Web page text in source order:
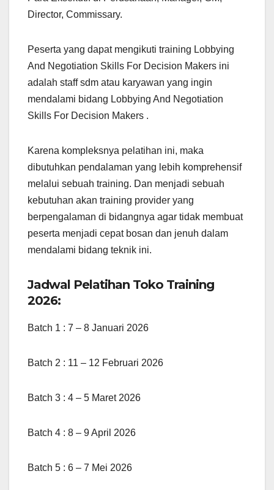
Director, Commissary.
Peserta yang dapat mengikuti training Lobbying
And Negotiation Skills For Decision Makers ini
adalah staff sdm atau karyawan yang ingin
mendalami bidang Lobbying And Negotiation
Skills For Decision Makers .
Karena kompleksnya pelatihan ini, maka
dibutuhkan pendalaman yang lebih komprehensif
melalui sebuah training. Dan menjadi sebuah
kebutuhan akan training provider yang
berpengalaman di bidangnya agar tidak membuat
peserta menjadi cepat bosan dan jenuh dalam
mendalami bidang teknik ini.
Jadwal Pelatihan Toko Training
2026:
Batch 1 : 7 – 8 Januari 2026
Batch 2 : 11 – 12 Februari 2026
Batch 3 : 4 – 5 Maret 2026
Batch 4 : 8 – 9 April 2026
Batch 5 : 6 – 7 Mei 2026